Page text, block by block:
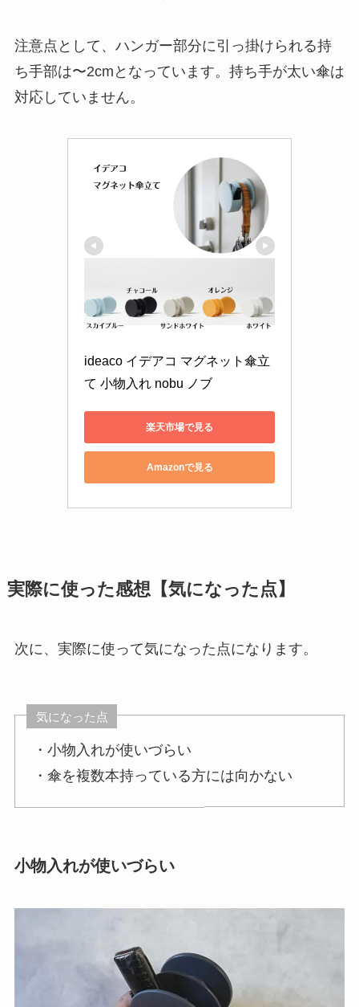
注意点として、ハンガー部分に引っ掛けられる持
ち手部は〜2cmとなっています。持ち手が太い傘は
対応していません。
ideaco イデアコ マグネット傘立
て 小物入れ nobu ノブ
楽天市場で見る
Amazonで見る
実際に使った感想【気になった点】
次に、実際に使って気になった点になります。
気になった点
・小物入れが使いづらい
・傘を複数本持っている方には向かない
小物入れが使いづらい